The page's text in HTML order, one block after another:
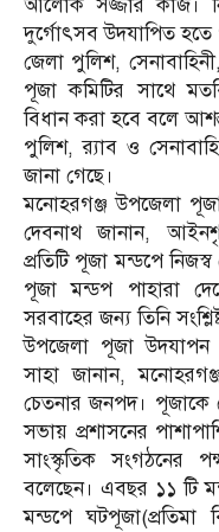
আলোক সজ্জার কাজ।
দুর্গোৎসব উদযাপিত হতে
জেলা পুলিশ,
পূজা কমিটির সাথে
বিধান করা হবে বলে
পুলিশ, র‍্যাব ও
জানা গেছে।
মনোহরগঞ্জ উপজেলা
দেবনাথ জানান,
প্রতিটি পূজা মন্ডপে
পূজা মন্ডপ পাহারা
সরবাহের জন্য তিনি
উপজেলা পূজা উদযাপন
সাহা জানান,
চেতনার জনপদ। পূজাকে
সভায় প্রশাসনের
সাংস্কৃতিক সংগঠনের
বলেছেন। এবছর ১১ টি
মন্ডপে ঘটপূজা(প্রতিমা